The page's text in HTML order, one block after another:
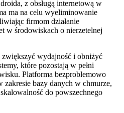
z obsługą internetową w
ma na celu wyeliminowanie
firmom działanie
w środowiskach o nierzetelnej
wydajność i obniżyć
które pozostają w pełni
Platforma bezproblemowo
zakresie bazy danych w chmurze,
do powszechnego